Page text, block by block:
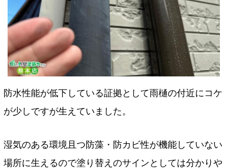
防水性能が低下している証拠として雨樋の付近にコケ
が少しですが生えていました。
湿気のある環境且つ防藻・防カビ性が機能していない
場所に生えるので塗り替えのサインとしては分かりや